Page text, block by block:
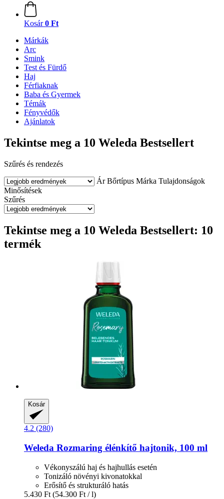
Kosár 0 Ft
Márkák
Arc
Smink
Test és Fürdő
Haj
Férfiaknak
Baba és Gyermek
Témák
Fényvédők
Ajánlatok
Tekintse meg a 10 Weleda Bestsellert
Szűrés és rendezés
Ár Bőrtípus Márka Tulajdonságok
Minősítések
Szűrés
Tekintse meg a 10 Weleda Bestsellert: 10
termék
Kosár
4.2 (280)
Weleda Rozmaring élénkítő hajtonik, 100 ml
Vékonyszálú haj és hajhullás esetén
Tonizáló növényi kivonatokkal
Erősítő és strukturáló hatás
5.430 Ft (54.300 Ft / l)